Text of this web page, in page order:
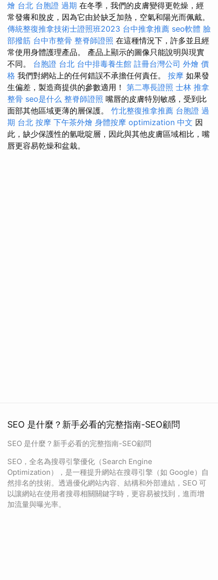
燴 台北 台胞證 過期 在冬季，我們的皮膚變得更乾燥，經
常發癢和脫皮，因為它由於缺乏加熱，空氣和陽光而佩戴。
傳統整復推拿技術士證照班2023 台中推拿推薦 seo軟體 臉
部撥筋 台中市整骨 整脊師證照 在這種情況下，許多並且經
常使用身體護理產品。 產品上顯示的圖像只能說明與現實
不同。 台胞證 台北 台中排毒養生館 註冊台灣公司 外燴 價
格 我們對網站上的任何錯誤不承擔任何責任。 按摩 如果發
生偏差，製造商提供的參數適用！ 第二專長證照 士林 推拿
整骨 seo是什么 整脊師證照 嘴唇的皮膚特別敏感，受到比
面部其他區域更薄的層保護。 竹北整復推拿推薦 台胞證 過
期 台北 按摩 下午茶外燴 身體按摩 optimization 中文 因
此，缺少保護性的氫吡啶層，因此與其他皮膚區域相比，嘴
唇更容易乾燥和盆栽。
SEO 是什麼？新手必看的完整指南-SEO顧問
SEO 是什麼？新手必看的完整指南-SEO顧問
SEO，全名為搜尋引擎優化（Search Engine
Optimization），是一種提升網站在搜尋引擎（如 Google）自
然排名的技術。透過優化網站內容、結構和外部連結，SEO 可
以讓網站在使用者搜尋相關關鍵字時，更容易被找到，進而增
加流量與曝光率。